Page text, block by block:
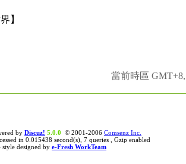
】
當前時區
by Discuz! 5.0.0 © 2001-2006 Comsenz Inc.
in 0.015438 second(s), 7 queries , Gzip enabled
style designed by e-Fresh WorkTeam